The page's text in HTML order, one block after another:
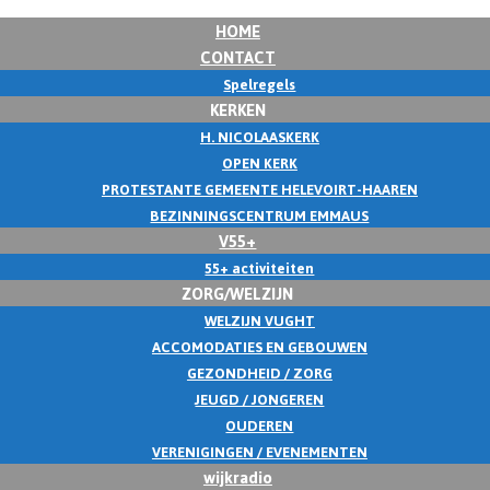
HOME
CONTACT
Spelregels
KERKEN
H. NICOLAASKERK
OPEN KERK
PROTESTANTE GEMEENTE HELEVOIRT-HAAREN
BEZINNINGSCENTRUM EMMAUS
V55+
55+ activiteiten
ZORG/WELZIJN
WELZIJN VUGHT
ACCOMODATIES EN GEBOUWEN
GEZONDHEID / ZORG
JEUGD / JONGEREN
OUDEREN
VERENIGINGEN / EVENEMENTEN
wijkradio